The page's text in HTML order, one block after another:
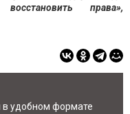
права»,
удобном формате